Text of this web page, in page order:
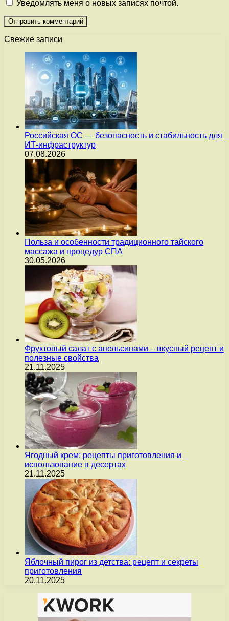
Уведомлять меня о новых записях почтой.
Свежие записи
Российская ОС — безопасность и стабильность для
ИТ-инфраструктур
07.08.2026
Польза и особенности традиционного тайского
массажа и процедур СПА
30.05.2026
Фруктовый салат с апельсинами – вкусный рецепт и
полезные свойства
21.11.2025
Ягодный крем: рецепты приготовления и
использование в десертах
21.11.2025
Яблочный пирог из детства: рецепт и секреты
приготовления
20.11.2025